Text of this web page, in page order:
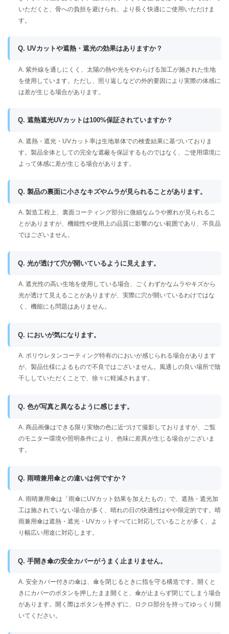
いただくと、骨への負担を避けられ、より長く快適にご使用いただけま
す。
Q. UVカットや遮熱・遮光の効果はありますか？
A. 紫外線を通しにくく、太陽の熱や光をやわらげる加工が施された生地
を使用しています。ただし、照り返しなどの外的要因により実際の体感に
は差が生じる場合があります。
Q. 遮熱遮光UVカットは100%保証されていますか？
A. 遮熱・遮光・UVカット率は生地単体での検査結果に基づいておりま
す。製品全体としての完全な遮蔽を保証するものではなく、ご使用環境に
よって体感に差が生じる場合があります。
Q. 製品の裏面に小さなキズやムラが見られることがあります。
A. 製造工程上、裏面コーティング部分に微細なムラや擦れが見られるこ
とがありますが、機能性や使用上の品質に影響のない範囲であり、不良品
ではございません。
Q. 光が透けて穴が開いているように見えます。
A. 遮光性の高い生地を使用している場合、ごくわずかなムラやキズから
光が透けて見えることがありますが、実際に穴が開いているわけではな
く、機能にも問題はありません。
Q. においが気になります。
A. ポリウレタンコーティング特有のにおいが感じられる場合があります
が、製品仕様によるもので不良ではございません。風通しの良い場所で陰
干ししていただくことで、徐々に軽減されます。
Q. 色が写真と異なるように感じます。
A. 商品画像はできる限り実物の色に近づけて撮影しておりますが、ご覧
のモニター環境や照明条件により、色味に差異が生じる場合がございま
す。
Q. 雨晴兼用傘との違いは何ですか？
A. 雨晴兼用傘は「雨傘にUVカット効果を加えたもの」で、遮熱・遮光加
工は施されていない場合が多く、晴れの日の快適性はやや限定的です。晴
雨兼用傘は遮熱・遮光・UVカットすべてに対応していることが多く、よ
り幅広い用途に対応します。
Q. 手開き傘の安全カバーがうまく止まりません。
A. 安全カバー付きの傘は、傘を閉じるときに指を守る構造です。開くと
きにカバーのボタンを押したまま開くと、傘が止まらず閉じてしまう場合
があります。開く際はボタンを押さずに、ロクロ部分を持ってゆっくり開
いてください。